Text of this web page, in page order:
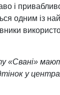
і
одним із
«Свані»
у